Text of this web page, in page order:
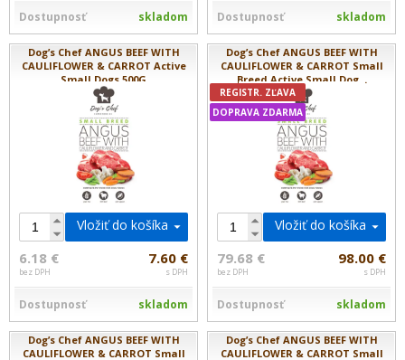
Dostupnosť skladom Dostupnosť skladom
Dog’s Chef ANGUS BEEF WITH
CAULIFLOWER & CARROT Active
Small Dogs 500G
Vložiť do košíka
6.18 €
bez DPH
7.60 €
s DPH
Dostupnosť skladom
Dog’s Chef ANGUS BEEF WITH
CAULIFLOWER & CARROT Small
Breed Active Small Dog...
REGISTR. ZĽAVA
DOPRAVA ZDARMA
Vložiť do košíka
79.68 €
bez DPH
98.00 €
s DPH
Dostupnosť skladom
Dog’s Chef ANGUS BEEF WITH
CAULIFLOWER & CARROT Small
Dog’s Chef ANGUS BEEF WITH
CAULIFLOWER & CARROT Small